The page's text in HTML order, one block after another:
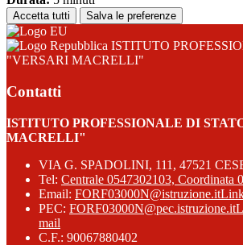
Accetta tutti Salva le preferenze
ISTITUTO
"VERSARI MACRELLI"
Contatti
ISTITUTO PROFESSIONALE DI
MACRELLI"
VIA G. SPADOLINI, 111, 47521
Tel: Centrale 0547302103, Coordinata
Email: FORF03000N@istruzione.it
PEC: FORF03000N@pec.istruzione.it
mail
C.F.: 90067880402